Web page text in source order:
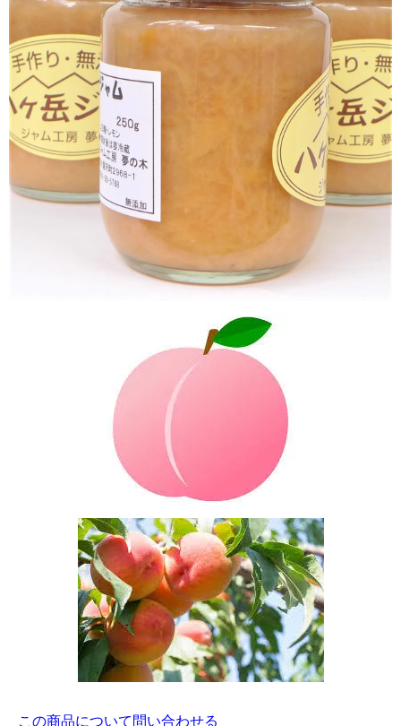
この商品について問い合わせる